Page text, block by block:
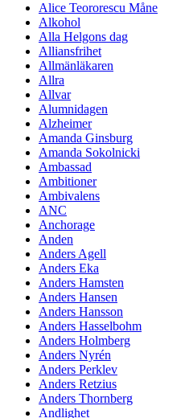
Alice Teororescu Måne
Alkohol
Alla Helgons dag
Alliansfrihet
Allmänläkaren
Allra
Allvar
Alumnidagen
Alzheimer
Amanda Ginsburg
Amanda Sokolnicki
Ambassad
Ambitioner
Ambivalens
ANC
Anchorage
Anden
Anders Agell
Anders Eka
Anders Hamsten
Anders Hansen
Anders Hansson
Anders Hasselbohm
Anders Holmberg
Anders Nyrén
Anders Perklev
Anders Retzius
Anders Thornberg
Andlighet